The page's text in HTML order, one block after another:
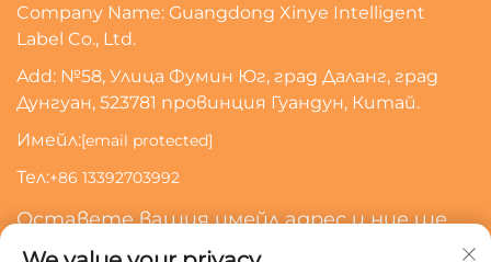
Company Name: Guangdong Xinye Intelligent
Label Co., Ltd.
Add: №58, Улица Фумин Юг, град Даланг, град
Дунгуан, 523781 провинция Гуандун, Китай.
Имейл:[email protected]
Тел:+86 13392703992
Оставете вашия имейл адрес и ние ще
се свържем с вас